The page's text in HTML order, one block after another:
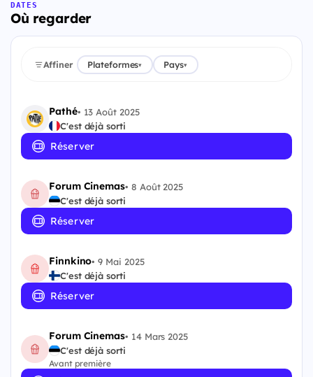
DATES
Où regarder
Affiner Plateformes▾ Pays▾
Pathé• 13 Août 2025
C'est déjà sorti
Réserver
Forum Cinemas• 8 Août 2025
C'est déjà sorti
Réserver
Finnkino•9 Mai 2025
C'est déjà sorti
Réserver
Forum Cinemas• 14 Mars 2025
C'est déjà sorti
Avant première